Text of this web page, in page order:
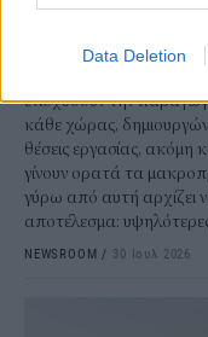
Data Deletion
ΗΠΑ
Μπορεί η τεχνητή
ενισχύσουν την
κάθε χώρας,
θέσεις εργασίας, ακόμη
γίνουν ορατά τα
γύρω από αυτή αρχίζει
αποτέλεσμα:
NEWSROOM / 30 Ιουλ 2026